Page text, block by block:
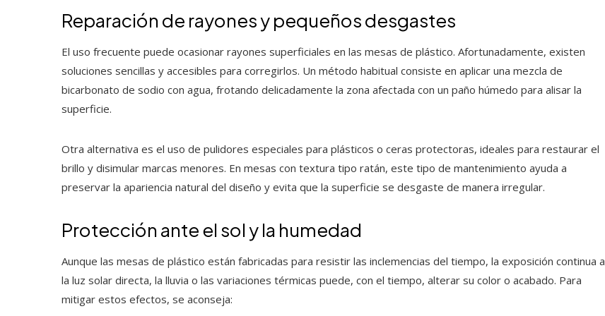
Reparación de rayones y pequeños desgastes
El uso frecuente puede ocasionar rayones superficiales en las mesas de plástico. Afortunadamente, existen
soluciones sencillas y accesibles para corregirlos. Un método habitual consiste en aplicar una mezcla de
bicarbonato de sodio con agua, frotando delicadamente la zona afectada con un paño húmedo para alisar la
superficie.
Otra alternativa es el uso de pulidores especiales para plásticos o ceras protectoras, ideales para restaurar el
brillo y disimular marcas menores. En mesas con textura tipo ratán, este tipo de mantenimiento ayuda a
preservar la apariencia natural del diseño y evita que la superficie se desgaste de manera irregular.
Protección ante el sol y la humedad
Aunque las mesas de plástico están fabricadas para resistir las inclemencias del tiempo, la exposición continua a
la luz solar directa, la lluvia o las variaciones térmicas puede, con el tiempo, alterar su color o acabado. Para
mitigar estos efectos, se aconseja: